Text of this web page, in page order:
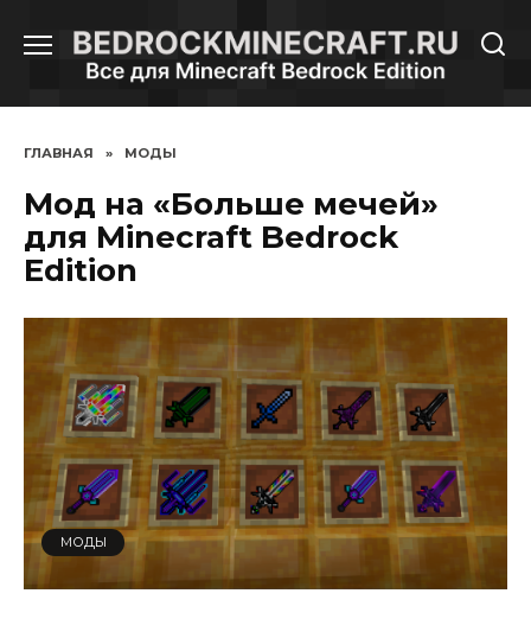
содержанию
ГЛАВНАЯ » МОДЫ
Мод на «Больше мечей»
для Minecraft Bedrock
Edition
МОДЫ